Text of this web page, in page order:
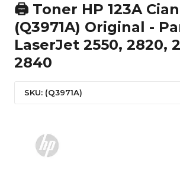
🖨️ Toner HP 123A
(Q3971A) Original -
LaserJet 2550, 2820,
2840
SKU: (Q3971A)